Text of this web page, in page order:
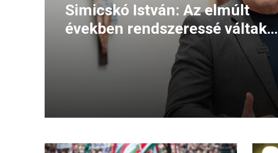
Simicskó István: Az elmúlt
években rendszeressé váltak a
keresztények elleni agresszív
megnyilvánulások
T